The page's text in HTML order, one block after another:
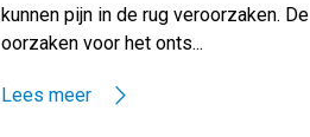
kunnen pijn in de rug veroorzaken. De
oorzaken voor het onts...
Lees meer